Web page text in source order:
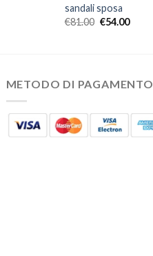
sandali sposa
€81.00 €54.00
METODO DI PAGAMENTO